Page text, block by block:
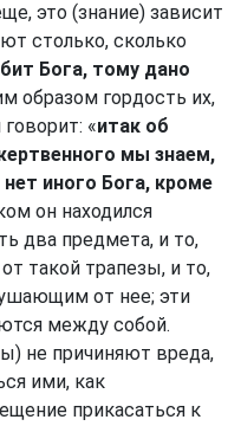
это (знание) зависит
столько, сколько
Бога, тому дано
образом гордость их,
«итак об
мы знаем,
иного Бога, кроме
он находился
два предмета, и то,
такой трапезы, и то,
от нее; эти
между собой.
не причиняют вреда,
ими, как
прикасаться к